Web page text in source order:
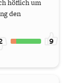
höflich um
den
9